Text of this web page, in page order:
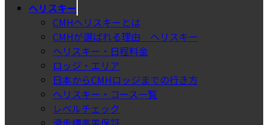
ヘリスキー
CMHヘリスキーとは
CMHが選ばれる理由＿ヘリスキー
ヘリスキー・日程料金
ロッジ・エリア
日本からCMHロッジまでの行き方
ヘリスキー・コース一覧
レベルチェック